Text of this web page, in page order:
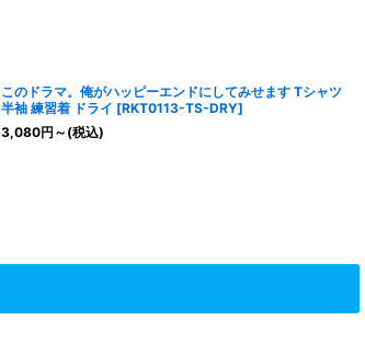
このドラマ。俺がハッピーエンドにしてみせます Tシャツ
半袖 練習着 ドライ [RKT0113-TS-DRY]
3,080円 ～ (税込)